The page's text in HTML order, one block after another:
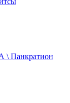
\ Панкратион